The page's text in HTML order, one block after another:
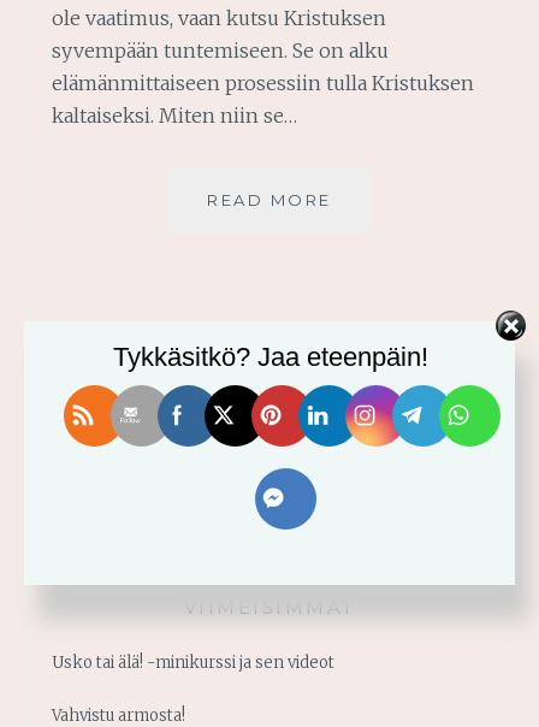
ole vaatimus, vaan kutsu Kristuksen
syvempään tuntemiseen. Se on alku
elämänmittaiseen prosessiin tulla Kristuksen
kaltaiseksi. Miten niin se…
READ MORE
TERVETULOA BLOGIINI!
VIIMEISIMMÄT
Usko tai älä! -minikurssi ja sen videot
Vahvistu armosta!
Tykkäsitkö? Jaa eteenpäin!